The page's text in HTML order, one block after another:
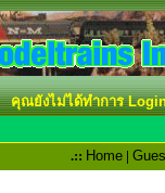
คุณยังไม่ได้ทำการ
.:: Home |